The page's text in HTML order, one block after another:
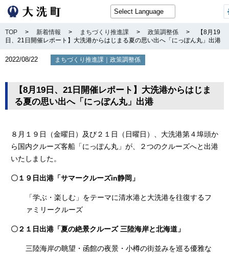
TOP > 新着情報 > まちづくり推進課 > 政策調整係 >
【8月19
日、21日開催レポート】大洗港からはじまる夏の思い出へ「にっぽん丸」出港
2022/08/22 まちづくり推進課 ｜政策調整係
【8月19日、21日開催レポート】大洗港からはじま
る夏の思い出へ「にっぽん丸」出港
８月１９日（金曜日）及び２１日（日曜日）、大洗港第４埠頭か
ら国内クルーズ客船「にっぽん丸」が、２つのクルーズへと出港
いたしました。
〇１９日出港「サマークルーズin静岡」
「学ぶ・楽しむ」をテーマに清水港と大洗港を往復するフ
ァミリークルーズ
〇２１日出港「夏の絶景クルーズ 三陸海岸と北海道」
三陸海岸の眺望・函館の夜景・小樽の街並みを巡る優雅な